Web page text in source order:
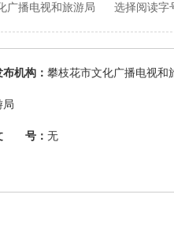
广播电视和旅游局 选择阅读字
布机构： 攀枝花市文化广播电视和
局
号： 无